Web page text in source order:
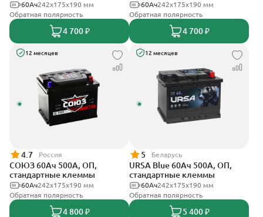
242x175x190 мм
60Ач
Обратная полярность
4 700 ₽
242х175х190 мм
60Ач
Обратная полярность
4 700 ₽
12 месяцев
4.7 Россия
СОЮЗ 60Ач 500А, ОП,
стандартные клеммы
242x175x190 мм
60Ач
Обратная полярность
4 800 ₽
12 месяцев
5 Беларусь
URSA Blue 60Ач 500А, ОП,
стандартные клеммы
242х175х190 мм
60Ач
Обратная полярность
5 400 ₽